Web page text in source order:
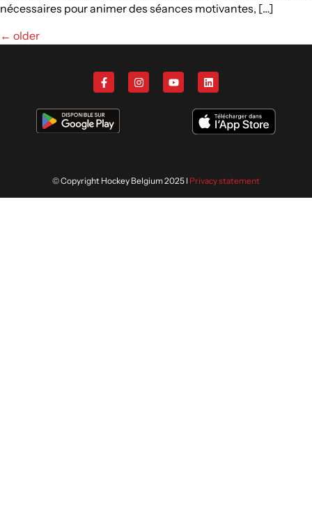
nécessaires pour animer des séances motivantes, […]
← older
© Copyright Hockey Belgium 2025 I Privacy statement